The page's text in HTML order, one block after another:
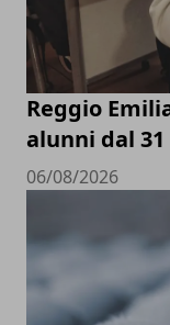
Reggio
alunni dal
06/08/2026